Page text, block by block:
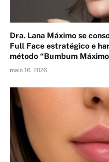
Dra. Lana Máximo se
Full Face estratégico e
método “Bumbum
maio 16, 2026